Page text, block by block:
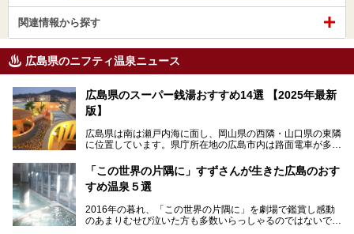
関連情報から探す
広島県のニフティ温泉ニュース
広島県のスーパー銭湯おすすめ14選 【2025年最新
版】
広島県は南は瀬戸内海に面し、岡山県の西隣・山口県の東隣
に位置しています。県庁所在地の広島市内は路面電車が多数
厳島神社と原爆ドームの2つの世界文化遺産があり、年間を
通して多数の観光客が訪れます。工業都市として栄えた呉市
や、坂の町・尾道市など、ゆっくり訪れたい町や観光スポッ
モン、全国にファンが多い広島風お好み焼きなどのグルメも
充実。
「この世界の片隅に」すずさんが生きた広島のおす
すめ温泉５選
2016年の暮れ、「この世界の片隅に」を劇場で鑑賞し感動
のあまりむせび泣いた方も多数いらっしゃるのではないでし